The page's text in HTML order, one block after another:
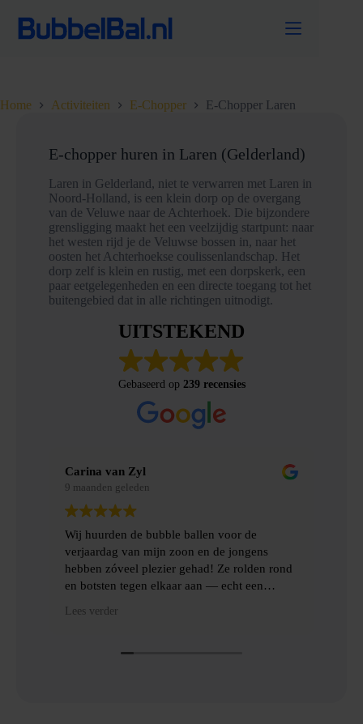
naar
Home Activiteiten E-Chopper E-Chopper Laren
E-chopper huren in Laren (Gelderland)
Laren in Gelderland, niet te verwarren met Laren in
Noord-Holland, is een klein dorp op de overgang
van de Veluwe naar de Achterhoek. Die bijzondere
grensligging maakt het een veelzijdig startpunt: naar
het westen rijd je de Veluwse bossen in, naar het
oosten het Achterhoekse coulissenlandschap. Het
dorp zelf is klein en rustig, met een dorpskerk, een
paar eetgelegenheden en een directe toegang tot het
buitengebied dat in alle richtingen uitnodigt.
UITSTEKEND
Gebaseerd op 239 recensies
Carina van Zyl
9 maanden geleden
Wij huurden de bubble ballen voor de
verjaardag van mijn zoon en de jongens
hebben zóveel plezier gehad! Ze rolden rond
en botsten tegen elkaar aan — echt een
Lees verder